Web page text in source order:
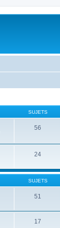
SUJETS
56
24
SUJETS
51
17